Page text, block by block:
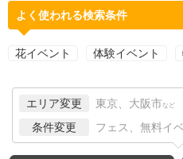
よく使われる検索条件
花イベント 体験イベント
エリア変更 東京、大阪市 など
条件変更 フェス、無料イ